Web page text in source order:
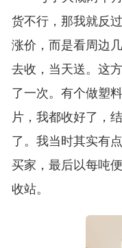
货不行，那我就反
涨价，而是看周边
去收，当天送。这
了一次。有个做塑
片，我都收好了，
了。我当时其实有
买家，最后以每吨
收站。